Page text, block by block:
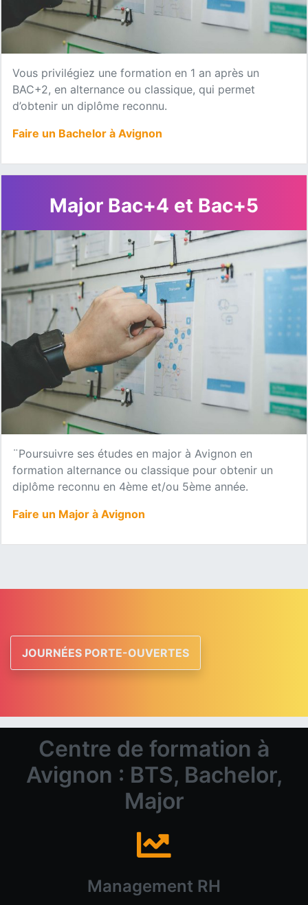
Vous privilégiez une formation en 1 an après un
BAC+2, en alternance ou classique, qui permet
d’obtenir un diplôme reconnu.
Faire un Bachelor à Avignon
Major Bac+4 et Bac+5
¨Poursuivre ses études en major à Avignon en
formation alternance ou classique pour obtenir un
diplôme reconnu en 4ème et/ou 5ème année.
Faire un Major à Avignon
JOURNÉES PORTE-OUVERTES
Centre de formation à
Avignon : BTS, Bachelor,
Major
Management RH